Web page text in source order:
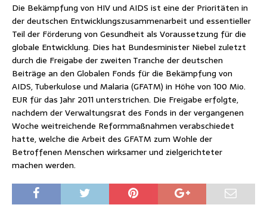
Die Bekämpfung von HIV und AIDS ist eine der Prioritäten in
der deutschen Entwicklungszusammenarbeit und essentieller
Teil der Förderung von Gesundheit als Voraussetzung für die
globale Entwicklung. Dies hat Bundesminister Niebel zuletzt
durch die Freigabe der zweiten Tranche der deutschen
Beiträge an den Globalen Fonds für die Bekämpfung von
AIDS, Tuberkulose und Malaria (GFATM) in Höhe von 100 Mio.
EUR für das Jahr 2011 unterstrichen. Die Freigabe erfolgte,
nachdem der Verwaltungsrat des Fonds in der vergangenen
Woche weitreichende Reformmaßnahmen verabschiedet
hatte, welche die Arbeit des GFATM zum Wohle der
Betroffenen Menschen wirksamer und zielgerichteter
machen werden.